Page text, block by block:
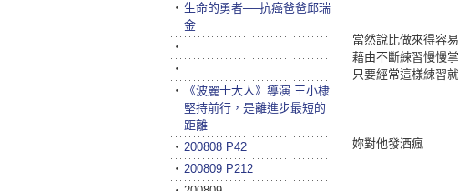
當然說比做來得容
藉由不斷練習慢慢
只要經常這樣練習
妳對他發酒瘋
‧ 生命的勇者──抗癌爸爸邱瑞
金
‧
‧
‧
《波麗士大人》導演 王小棣
堅持前行，是離進步最短的
距離
‧ 200808 P42
‧ 200809 P212